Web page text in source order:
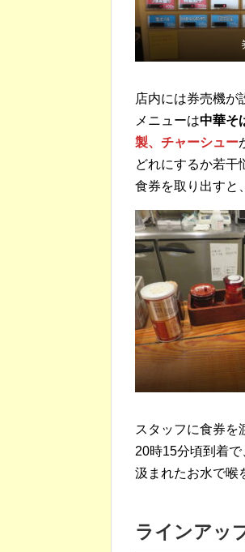
店内には券売機が
メニューは中華そ
製、チャーシュー
どれにするか若干
食券を取り出すと
スタッフに食券を
20時15分頃到着で
汲まれたお水で喉
ラインアッ